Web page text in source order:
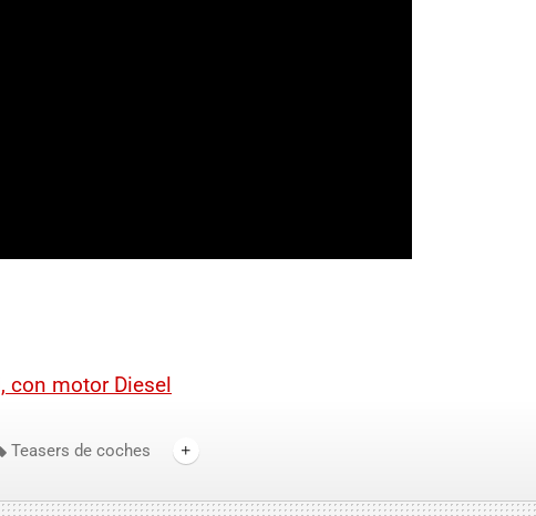
con motor Diesel
Teasers de coches